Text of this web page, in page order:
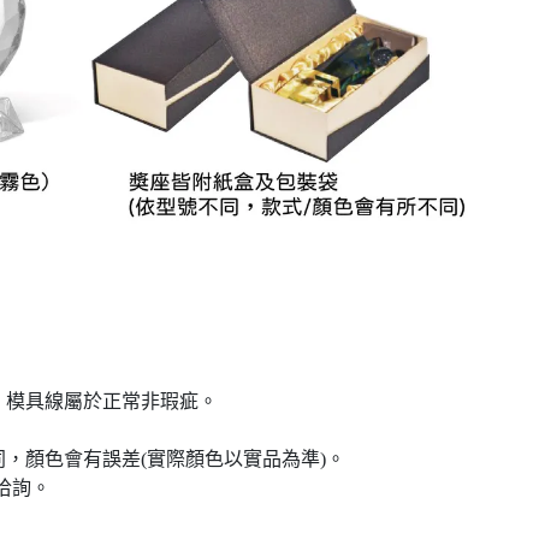
具線屬於正常非瑕疵。
顏色會有誤差(實際顏色以實品為準)。
詢。